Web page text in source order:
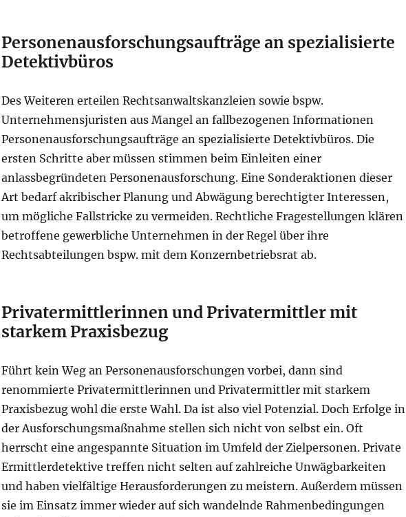
Personenausforschungsaufträge an spezialisierte
Detektivbüros
Des Weiteren erteilen Rechtsanwaltskanzleien sowie bspw.
Unternehmensjuristen aus Mangel an fallbezogenen Informationen
Personenausforschungsaufträge an spezialisierte Detektivbüros. Die
ersten Schritte aber müssen stimmen beim Einleiten einer
anlassbegründeten Personenausforschung. Eine Sonderaktionen dieser
Art bedarf akribischer Planung und Abwägung berechtigter Interessen,
um mögliche Fallstricke zu vermeiden. Rechtliche Fragestellungen klären
betroffene gewerbliche Unternehmen in der Regel über ihre
Rechtsabteilungen bspw. mit dem Konzernbetriebsrat ab.
Privatermittlerinnen und Privatermittler mit
starkem Praxisbezug
Führt kein Weg an Personenausforschungen vorbei, dann sind
renommierte Privatermittlerinnen und Privatermittler mit starkem
Praxisbezug wohl die erste Wahl. Da ist also viel Potenzial. Doch Erfolge in
der Ausforschungsmaßnahme stellen sich nicht von selbst ein. Oft
herrscht eine angespannte Situation im Umfeld der Zielpersonen. Private
Ermittlerdetektive treffen nicht selten auf zahlreiche Unwägbarkeiten
und haben vielfältige Herausforderungen zu meistern. Außerdem müssen
sie im Einsatz immer wieder auf sich wandelnde Rahmenbedingungen